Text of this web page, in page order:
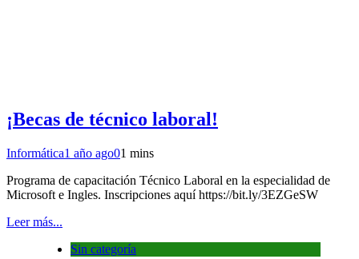
¡Becas de técnico laboral!
Informática1 año ago01 mins
Programa de capacitación Técnico Laboral en la especialidad de
Microsoft e Ingles. Inscripciones aquí https://bit.ly/3EZGeSW
Leer más...
Sin categoría